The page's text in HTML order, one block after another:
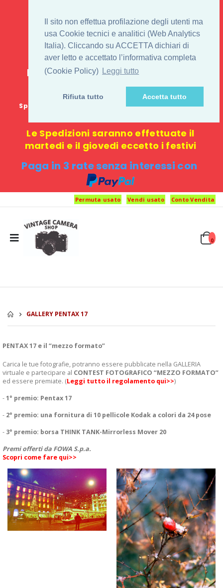
Il sito non effettua profilazione degli utenti ma
usa Cookie tecnici e analitici (Web Analytics
Italia). Cliccando su ACCETTA dichiari di
aver letto e accettato l’informativa completa
(Cookie Policy) Leggi tutto
Rifiuta tutto Accetta tutto
IL 1° STORE ON LINE
PENTAX USATO E
NUOVO
E-commerce 100% online: nessun
negozio fisico o punto di ritiro
Spedizione GRATUITA in Italia con spesa minima di
Le Spedizioni saranno effettuate il
martedi e il giovedi eccetto i festivi
Paga in 3 rate senza interessi con
Permuta usato Vendi usato Conto Vendita
0
GALLERY PENTAX 17
PENTAX 17 e il “mezzo formato”
Carica le tue fotografie, potranno essere pubblicate nella GALLERIA
virtuale e partecipare al CONTEST FOTOGRAFICO “MEZZO FORMATO”
ed essere premiate. (Leggi tutto il regolamento qui>>)
-1° premio: Pentax 17
- 2° premio: una fornitura di 10 pellicole Kodak a colori da 24 pose
- 3° premio: borsa THINK TANK-Mirrorless Mover 20
Premi offerti da FOWA S.p.a.
Scopri come fare qui>>
Veramente
soddisfatto! Mi sono
casualmente
imbattuto in questo
Mandato in
riparazione una Pentax
K 3. Ditta molto seria e
competente, molto
veloci ed onesti. La
consiglio
sicuramente....